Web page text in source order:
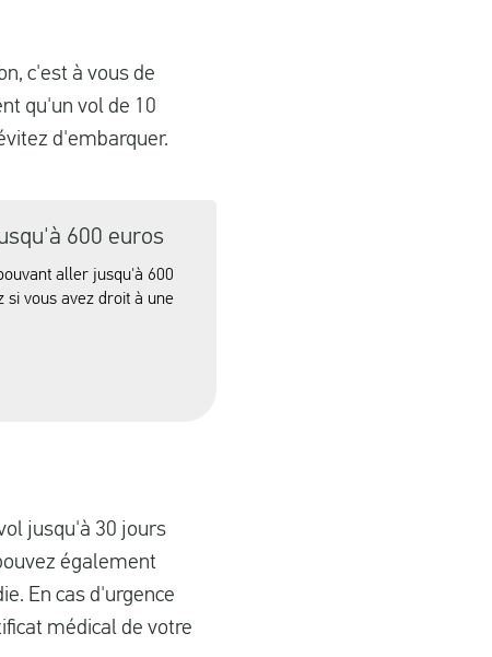
c'est à vous de
qu'un vol de 10
d'embarquer.
600 euros
aller jusqu'à 600
si vous avez droit à une
jusqu'à 30 jours
également
En cas d'urgence
médical de votre